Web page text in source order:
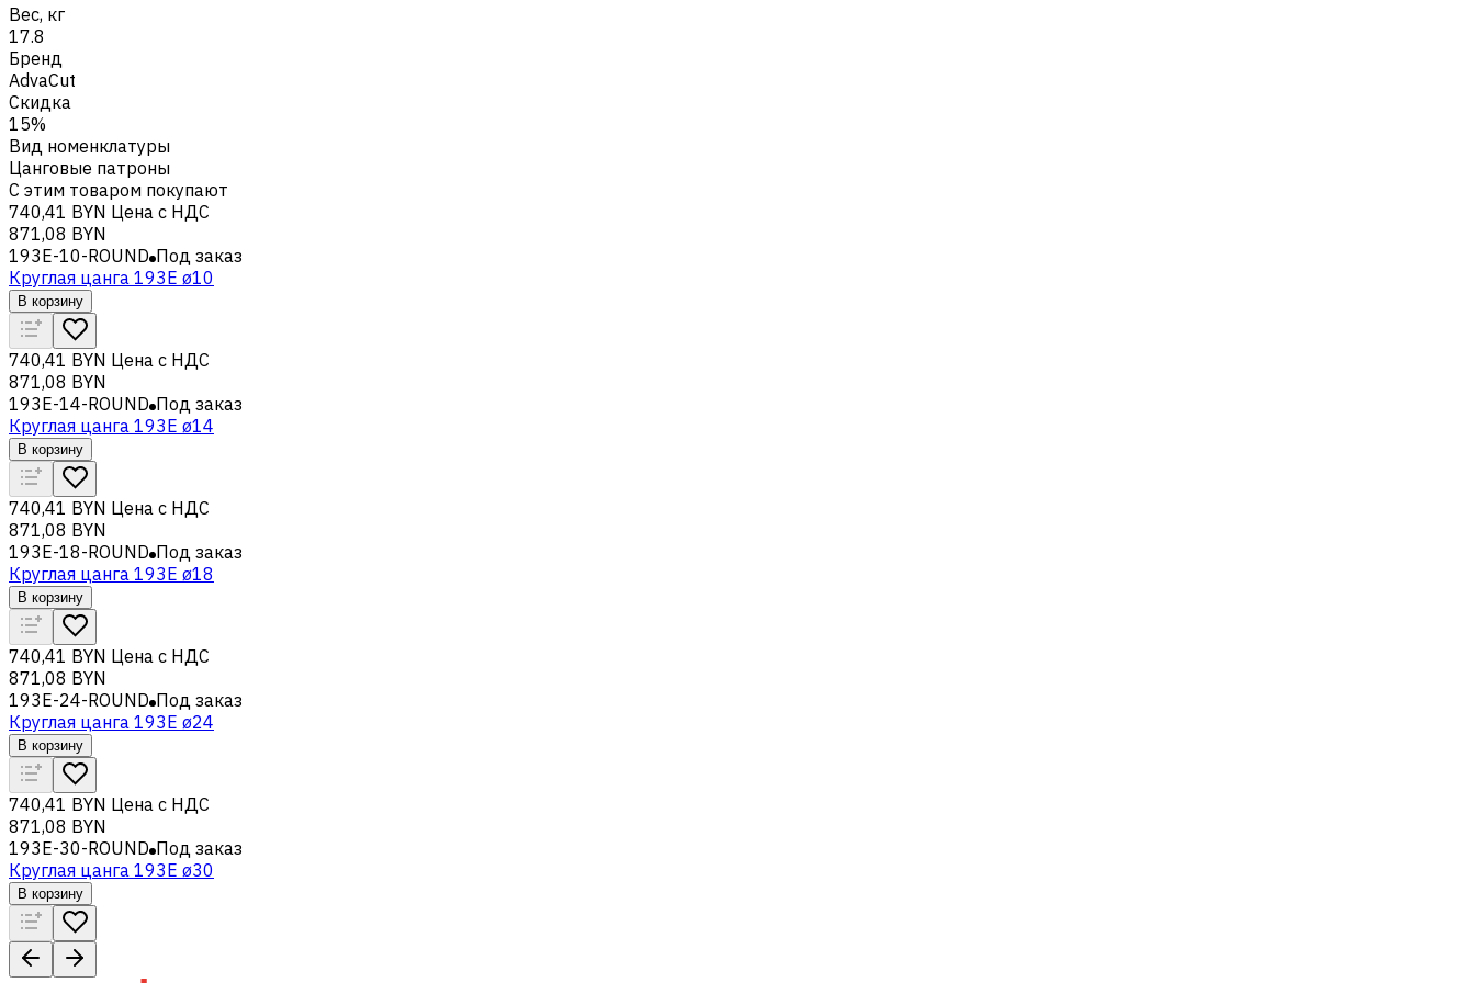
Вес, кг
17.8
Бренд
AdvaCut
Скидка
15%
Вид номенклатуры
Цанговые патроны
С этим товаром покупают
740,41 BYN Цена с НДС
871,08 BYN
193E-10-ROUND Под заказ
Круглая цанга 193E ø10
В корзину
740,41 BYN Цена с НДС
871,08 BYN
193E-14-ROUND Под заказ
Круглая цанга 193E ø14
В корзину
740,41 BYN Цена с НДС
871,08 BYN
193E-18-ROUND Под заказ
Круглая цанга 193E ø18
В корзину
740,41 BYN Цена с НДС
871,08 BYN
193E-24-ROUND Под заказ
Круглая цанга 193E ø24
В корзину
740,41 BYN Цена с НДС
871,08 BYN
193E-30-ROUND Под заказ
Круглая цанга 193E ø30
В корзину